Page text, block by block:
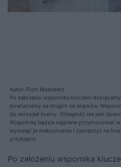
Autor: Piotr Mastalerz
Po założeniu wspornika kluczem
powtarzamy na drugim ze słupków.
do skrzydeł bramy. Odległość nie jest
Wygodniej będzie najpierw przymocować
wysunąć je maksymalnie i zaznaczyć na
przykręcić
Po założeniu wspornika